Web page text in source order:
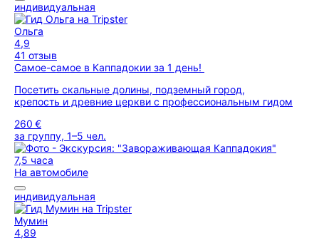
индивидуальная
Ольга
4,9
41 отзыв
Самое-самое в Каппадокии за 1 день!
Посетить скальные долины, подземный город,
крепость и древние церкви с профессиональным гидом
260 €
за группу, 1–5 чел.
7,5 часа
На автомобиле
индивидуальная
Мумин
4,89